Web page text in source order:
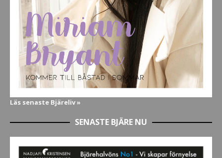
Läs senaste Bjäreliv »
SENASTE BJÄRE NU